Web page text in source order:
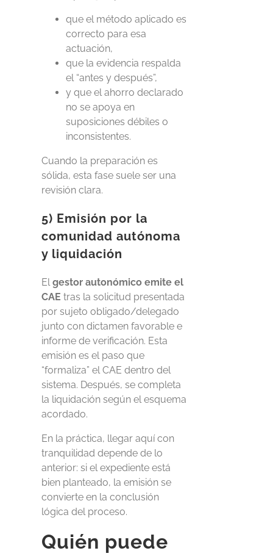
que el método aplicado es
correcto para esa
actuación,
que la evidencia respalda
el “antes y después”,
y que el ahorro declarado
no se apoya en
suposiciones débiles o
inconsistentes.
Cuando la preparación es
sólida, esta fase suele ser una
revisión clara.
5) Emisión por la
comunidad autónoma
y liquidación
El gestor autonómico emite el
CAE tras la solicitud presentada
por sujeto obligado/delegado
junto con dictamen favorable e
informe de verificación. Esta
emisión es el paso que
“formaliza” el CAE dentro del
sistema. Después, se completa
la liquidación según el esquema
acordado.
En la práctica, llegar aquí con
tranquilidad depende de lo
anterior: si el expediente está
bien planteado, la emisión se
convierte en la conclusión
lógica del proceso.
Quién puede